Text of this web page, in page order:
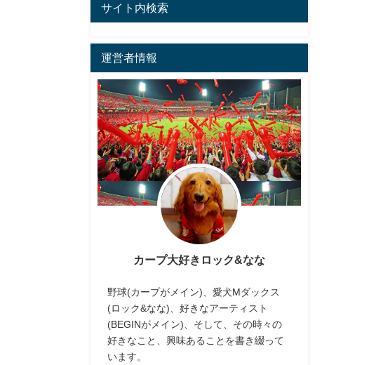
サイト内検索
運営者情報
カープ大好きロック&なな
野球(カープがメイン)、愛犬Mダックス
(ロック&なな)、好きなアーティスト
(BEGINがメイン)、そして、その時々の
好きなこと、興味あることを書き綴って
います。